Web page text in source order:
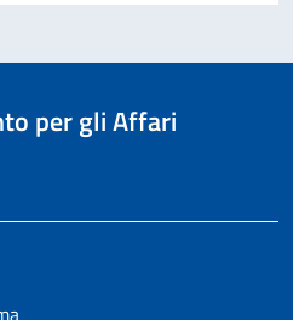
per gli Affari